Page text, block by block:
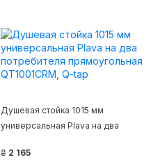
Душевая стойка 1015 мм
универсальная Plava на два
QT1001CRM, Q-tap
₴ 2 165